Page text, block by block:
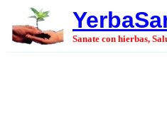
Sanate con hierbas,